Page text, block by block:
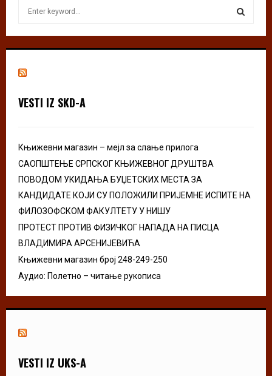
h
r
S
VESTI IZ SKD-A
Књижевни магазин – мејл за слање прилога
САОПШТЕЊЕ СРПСКОГ КЊИЖЕВНОГ ДРУШТВА
ПОВОДОМ УКИДАЊА БУЏЕТСКИХ МЕСТА ЗА
КАНДИДАТЕ КОЈИ СУ ПОЛОЖИЛИ ПРИЈЕМНЕ ИСПИТЕ НА
ФИЛОЗОФСКОМ ФАКУЛТЕТУ У НИШУ
ПРОТЕСТ ПРОТИВ ФИЗИЧКОГ НАПАДА НА ПИСЦА
ВЛАДИМИРА АРСЕНИЈЕВИЋА
Књижевни магазин број 248-249-250
Аудио: Полетно – читање рукописа
VESTI IZ UKS-A